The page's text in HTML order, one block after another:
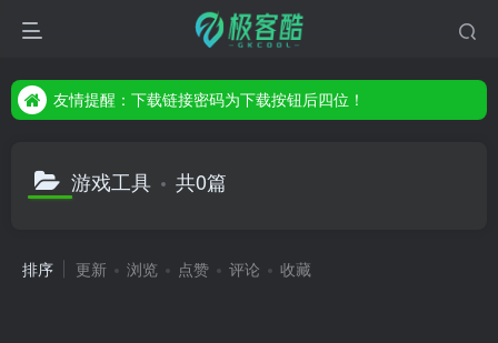
友情提醒：下载链接密码为下载按钮后四位！
友情提醒：下载链接密码为下载按钮后四位！
游戏工具 共0篇
排序 更新 浏览 点赞 评论 收藏